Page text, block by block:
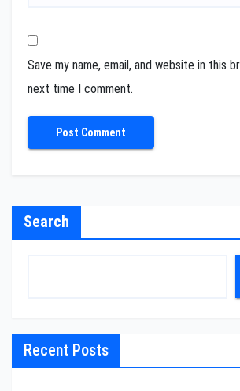
Save my name, email, and website in this
next time I comment.
Search
Recent Posts